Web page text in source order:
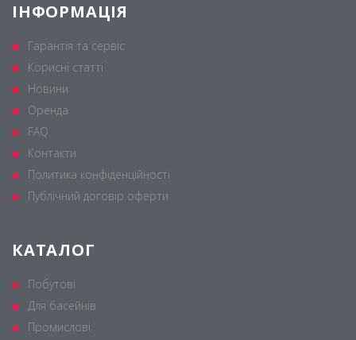
ІНФОРМАЦІЯ
Гарантія та сервіс
Корисні статті
Новини
Оренда
FAQ
Контакти
Политика конфіденційності
Публічний договір оферти
КАТАЛОГ
Побутові
Для басейнів
Промислові